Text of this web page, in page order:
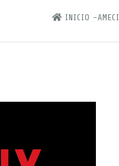
INICIO -AMECI